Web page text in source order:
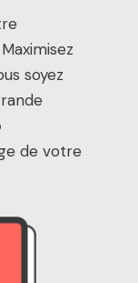
soyez
de votre